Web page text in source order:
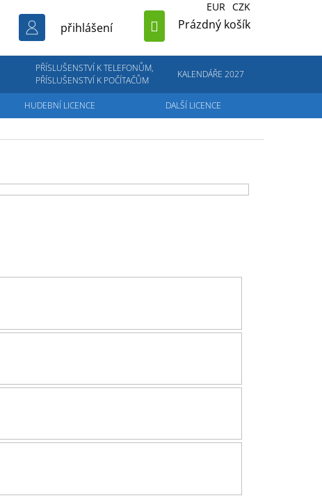
EUR CZK
NÁKUPNÍ
Prázdný košík
přihlášení
PŘÍSLUŠENSTVÍ K TELEFONŮM,
PŘÍSLUŠENSTVÍ K POČÍTAČŮM
KALENDÁŘE 2027
HUDEBNÍ LICENCE
DALŠÍ LICENCE